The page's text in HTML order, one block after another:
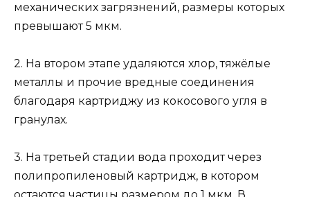
механических загрязнений, размеры которых
превышают 5 мкм.
2. На втором этапе удаляются хлор, тяжёлые
металлы и прочие вредные соединения
благодаря картриджу из кокосового угля в
гранулах.
3. На третьей стадии вода проходит через
полипропиленовый картридж, в котором